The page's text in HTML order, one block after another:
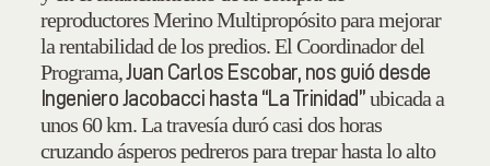
reproductores Merino Multipropósito para mejorar
la rentabilidad de los predios. El Coordinador del
Programa,Juan Carlos Escobar, nos guió desde
Ingeniero Jacobacci hasta “La Trinidad” ubicada a
unos 60 km. La travesía duró casi dos horas
cruzando ásperos pedreros para trepar hasta lo alto